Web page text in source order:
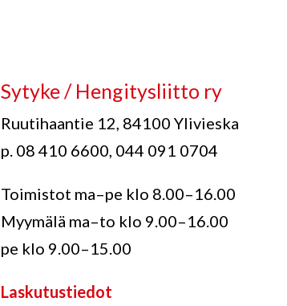
Sytyke / Hengitysliitto ry
Ruutihaantie 12, 84100 Ylivieska
p. 08 410 6600, 044 091 0704
Toimistot ma–pe klo 8.00–16.00
Myymälä ma–to klo 9.00–16.00
pe klo 9.00–15.00
Laskutustiedot